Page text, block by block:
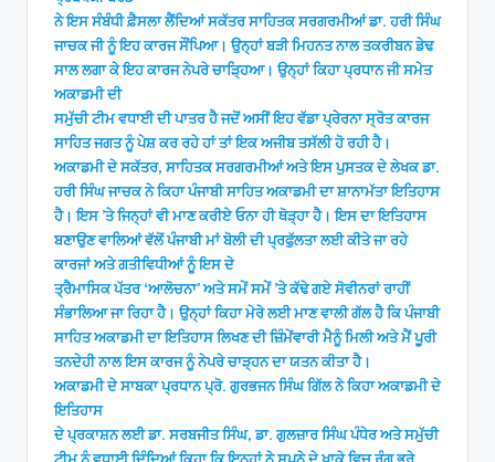
ਨੇ ਇਸ ਸੰਬੰਧੀ ਫ਼ੈਸਲਾ ਲੈਂਦਿਆਂ ਸਕੱਤਰ ਸਾਹਿਤਕ ਸਰਗਰਮੀਆਂ ਡਾ. ਹਰੀ ਸਿੰਘ
ਜਾਚਕ ਜੀ ਨੂੰ ਇਹ ਕਾਰਜ ਸੌਂਪਿਆ। ਉਨ੍ਹਾਂ ਬੜੀ ਮਿਹਨਤ ਨਾਲ ਤਕਰੀਬਨ ਡੇਢ
ਸਾਲ ਲਗਾ ਕੇ ਇਹ ਕਾਰਜ ਨੇਪਰੇ ਚਾੜ੍ਹਿਆ। ਉਨ੍ਹਾਂ ਕਿਹਾ ਪ੍ਰਧਾਨ ਜੀ ਸਮੇਤ
ਅਕਾਡਮੀ ਦੀ
ਸਮੁੱਚੀ ਟੀਮ ਵਧਾਈ ਦੀ ਪਾਤਰ ਹੈ ਜਦੋਂ ਅਸੀਂ ਇਹ ਵੱਡਾ ਪ੍ਰੇਰਨਾ ਸ੍ਰੋਤ ਕਾਰਜ
ਸਾਹਿਤ ਜਗਤ ਨੂੰ ਪੇਸ਼ ਕਰ ਰਹੇ ਹਾਂ ਤਾਂ ਇਕ ਅਜੀਬ ਤਸੱਲੀ ਹੋ ਰਹੀ ਹੈ।
ਅਕਾਡਮੀ ਦੇ ਸਕੱਤਰ, ਸਾਹਿਤਕ ਸਰਗਰਮੀਆਂ ਅਤੇ ਇਸ ਪੁਸਤਕ ਦੇ ਲੇਖਕ ਡਾ.
ਹਰੀ ਸਿੰਘ ਜਾਚਕ ਨੇ ਕਿਹਾ ਪੰਜਾਬੀ ਸਾਹਿਤ ਅਕਾਡਮੀ ਦਾ ਸ਼ਾਨਾਮੱਤਾ ਇਤਿਹਾਸ
ਹੈ। ਇਸ ’ਤੇ ਜਿਨ੍ਹਾਂ ਵੀ ਮਾਣ ਕਰੀਏ ਓਨਾ ਹੀ ਥੋੜ੍ਹਾ ਹੈ। ਇਸ ਦਾ ਇਤਿਹਾਸ
ਬਣਾਉਣ ਵਾਲਿਆਂ ਵੱਲੋਂ ਪੰਜਾਬੀ ਮਾਂ ਬੋਲੀ ਦੀ ਪ੍ਰਫੁੱਲਤਾ ਲਈ ਕੀਤੇ ਜਾ ਰਹੇ
ਕਾਰਜਾਂ ਅਤੇ ਗਤੀਵਿਧੀਆਂ ਨੂੰ ਇਸ ਦੇ
ਤ੍ਰੈਮਾਸਿਕ ਪੱਤਰ ‘ਆਲੋਚਨਾ’ ਅਤੇ ਸਮੇਂ ਸਮੇਂ ’ਤੇ ਕੱਢੇ ਗਏ ਸੋਵੀਨਰਾਂ ਰਾਹੀਂ
ਸੰਭਾਲਿਆ ਜਾ ਰਿਹਾ ਹੈ। ਉਨ੍ਹਾਂ ਕਿਹਾ ਮੇਰੇ ਲਈ ਮਾਣ ਵਾਲੀ ਗੱਲ ਹੈ ਕਿ ਪੰਜਾਬੀ
ਸਾਹਿਤ ਅਕਾਡਮੀ ਦਾ ਇਤਿਹਾਸ ਲਿਖਣ ਦੀ ਜ਼ਿੰਮੇਂਵਾਰੀ ਮੈਨੂੰ ਮਿਲੀ ਅਤੇ ਮੈਂ ਪੂਰੀ
ਤਨਦੇਹੀ ਨਾਲ ਇਸ ਕਾਰਜ ਨੂੰ ਨੇਪਰੇ ਚਾੜ੍ਹਨ ਦਾ ਯਤਨ ਕੀਤਾ ਹੈ।
ਅਕਾਡਮੀ ਦੇ ਸਾਬਕਾ ਪ੍ਰਧਾਨ ਪ੍ਰੋ. ਗੁਰਭਜਨ ਸਿੰਘ ਗਿੱਲ ਨੇ ਕਿਹਾ ਅਕਾਡਮੀ ਦੇ
ਇਤਿਹਾਸ
ਦੇ ਪ੍ਰਕਾਸ਼ਨ ਲਈ ਡਾ. ਸਰਬਜੀਤ ਸਿੰਘ, ਡਾ. ਗੁਲਜ਼ਾਰ ਸਿੰਘ ਪੰਧੇਰ ਅਤੇ ਸਮੁੱਚੀ